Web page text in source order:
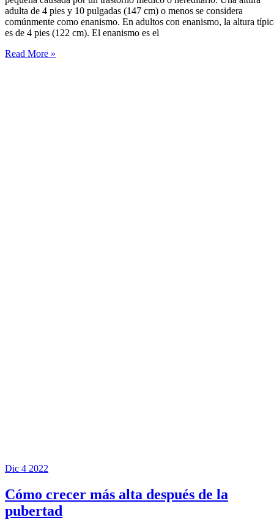
adulta de 4 pies y 10 pulgadas (147 cm) o menos se considera
comúnmente como enanismo. En adultos con enanismo, la altura
es de 4 pies (122 cm). El enanismo es el
Enanismo
Read More »
Dic 4 2022
Cómo crecer más alta después de la
pubertad